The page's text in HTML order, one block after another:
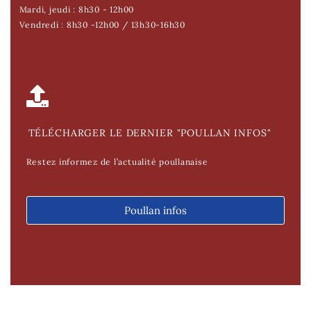
Mardi, jeudi : 8h30 - 12h00
Vendredi : 8h30 -12h00 / 13h30-16h30
TÉLÉCHARGER LE DERNIER "POULLAN INFOS"
Restez informez de l’actualité poullanaise
Poullan infos